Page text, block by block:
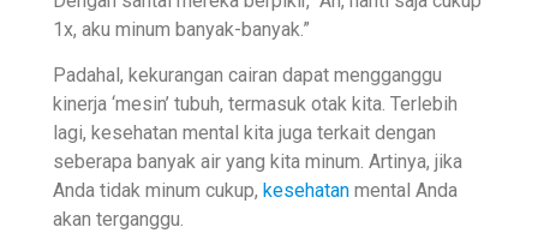
1x, aku minum banyak-banyak.”
Padahal, kekurangan cairan dapat mengganggu
kinerja ‘mesin’ tubuh, termasuk otak kita. Terlebih
lagi, kesehatan mental kita juga terkait dengan
seberapa banyak air yang kita minum. Artinya, jika
Anda tidak minum cukup, kesehatan mental Anda
akan terganggu.